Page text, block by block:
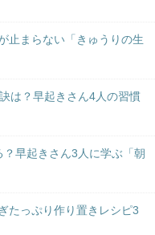
止まらない「きゅうりの生
は？早起きさん4人の習慣
早起きさん3人に学ぶ「朝
たっぷり作り置きレシピ3